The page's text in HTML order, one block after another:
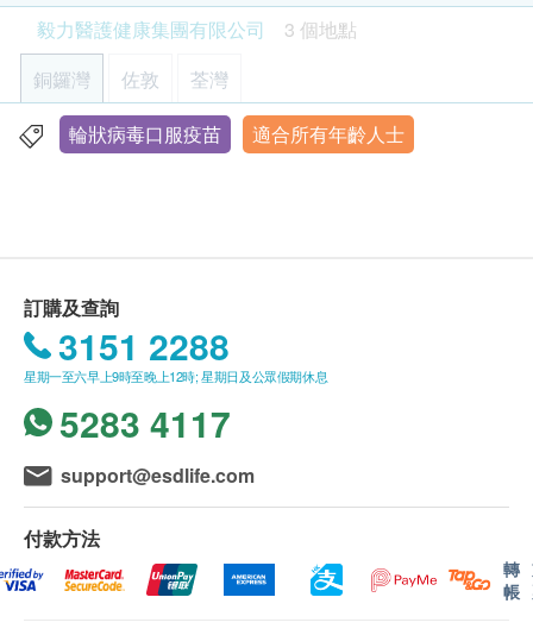
灣)3520 3292 / (佐敦) 3426 9771 / (荃灣) 3101
4866 / (Whatsapp) 9336 8186。
部份檢查只限佐敦中心，請致電(銅鑼灣)3520
3292 / (佐敦) 3426 9771 / (荃灣) 3101 4866 查
詢。
進行身體檢查後，
進檢查報告。 輪侯報告講解時間會因應不同情況
(如個別化驗項目所需時間或客人指明特定時段) 而
有所延長
。如須講解報告，請先致電中心預約，客
戶可選擇以下方式領取報告：
(1) 親身領取：客戶親身往毅力綜合醫護體檢中心
領取報告，並由本中心醫生或註冊護士親自講解報
告；
(2) 電話講解報告：客戶需於講解報告前到本中心
領取驗身報告，並預約本中心醫生或註冊護士透過
毅力醫護健康集團有限公司
3 個地點
銅鑼灣
佐敦 荃灣
香港銅鑼灣軒尼詩道555號東角中心(舊翼)1903室
輪狀病毒口服疫苗 適合所有年齡人士
訂購及查詢
3151 2288
星期一至六早上9時至晚上12時; 星期日及公眾假期休息
5283 4117
support@esdlife.com
付款方法
轉
帳